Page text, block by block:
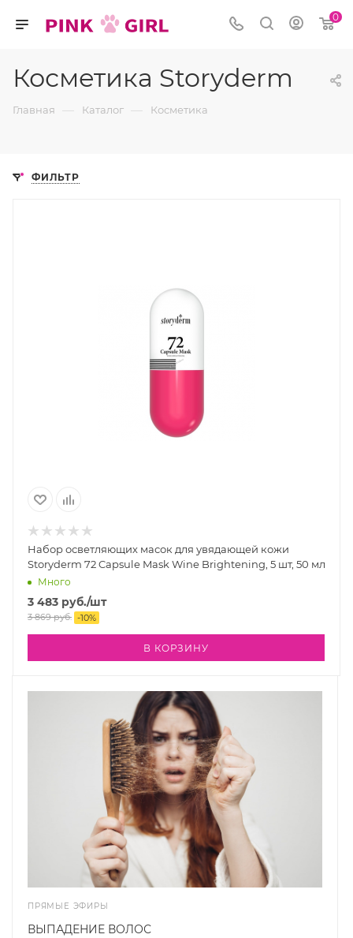
0
Косметика Storyderm
Главная — Каталог — Косметика
ФИЛЬТР
Набор осветляющих масок для увядающей кожи
Storyderm 72 Capsule Mask Wine Brightening, 5 шт, 50 мл
Много
3 483 руб./шт
3 869руб. -10%
В КОРЗИНУ
ПРЯМЫЕ ЭФИРЫ
ВЫПАДЕНИЕ ВОЛОС